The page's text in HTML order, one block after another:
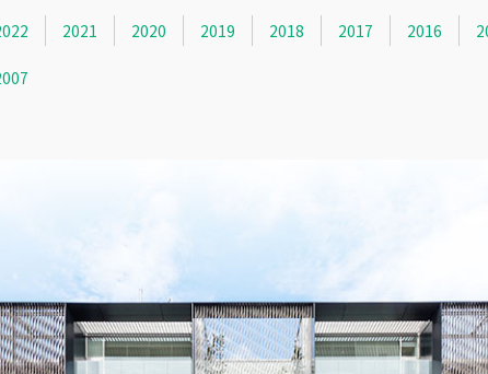
2021 2020 2019 2018 2017 2016